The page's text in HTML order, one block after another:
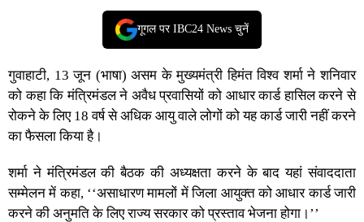
गूगल पर IBC24 News चुनें
गुवाहाटी, 13 जून (भाषा) असम के मुख्यमंत्री हिमंत विश्व शर्मा ने शनिवार
को कहा कि मंत्रिमंडल ने अवैध प्रवासियों को आधार कार्ड हासिल करने से
रोकने के लिए 18 वर्ष से अधिक आयु वाले लोगों को यह कार्ड जारी नहीं करने
का फैसला किया है।
शर्मा ने मंत्रिमंडल की बैठक की अध्यक्षता करने के बाद यहां संवाददाता
सम्मेलन में कहा, ‘‘असाधारण मामलों में जिला आयुक्त को आधार कार्ड जारी
करने की अनुमति के लिए राज्य सरकार को प्रस्ताव भेजना होगा।’’